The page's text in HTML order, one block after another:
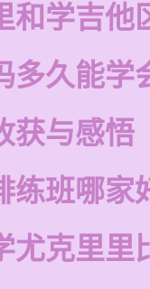
和学吉他
多久能学
获与感悟
练班哪家
尤克里里